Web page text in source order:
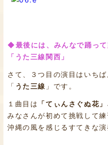
◆最後には、みんなで踊っ
「うた三線関西」
さて、３つ目の演目はいち
「 うた三線 」です。
１曲目は 「てぃんさぐぬ花
みなさんが初めて挑戦して練
沖縄の風を感じるすてきな演